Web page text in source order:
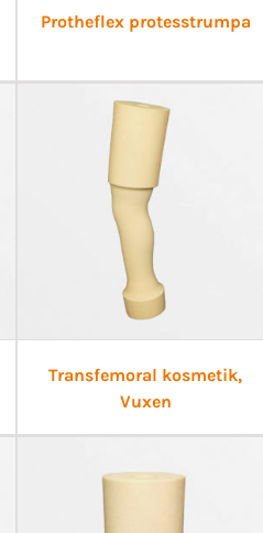
Protheflex protesstrumpa
Transfemoral kosmetik,
Vuxen